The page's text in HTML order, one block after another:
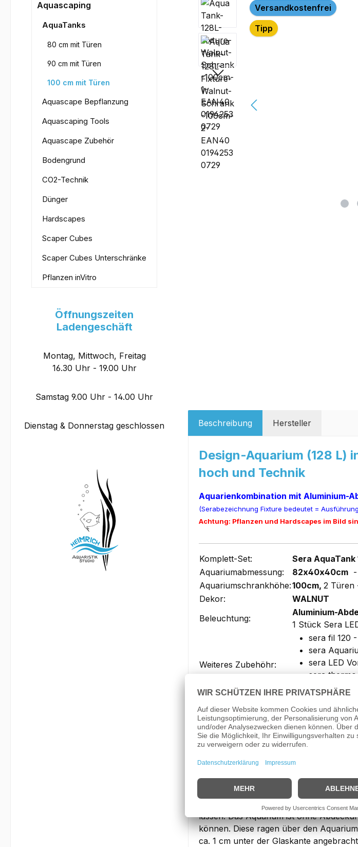
Aquascaping
AquaTanks
80 cm mit Türen
90 cm mit Türen
100 cm mit Türen
Aquascape Bepflanzung
Aquascaping Tools
Aquascape Zubehör
Bodengrund
CO2-Technik
Dünger
Hardscapes
Scaper Cubes
Scaper Cubes Unterschränke
Pflanzen inVitro
Öffnungszeiten
Ladengeschäft
Montag, Mittwoch, Freitag
16.30 Uhr - 19.00 Uhr
Samstag 9.00 Uhr - 14.00 Uhr
Dienstag & Donnerstag geschlossen
Versandkostenfrei
Tipp
Beschreibung Hersteller
Design-Aquarium (128 L)
hoch und Technik
Aquarienkombination mit Aluminium-
(Serabezeichnung Fixture bedeutet =
Achtung: Pflanzen und Hardscapes im Bild
Komplett-Set: Sera AquaTank
Aquariumabmessung:
82x40x40cm -
Aquariumschrankhöhe:100cm, 2 Türen
Dekor:
WALNUT
Beleuchtung:
Aluminium-
1 Stück Sera
Weiteres Zubehöhr:
sera fil 120
sera
sera LED
sera
Optional:
zusätzl.
(1 Stück Sera
(1 Stück Sera
Mit dem sera AquaTank 128L erhalten
benötigen: ein modernes Aquarium mit
Heizstab plus den passenden
vielfältige Unterwassenlandschaften
lassen. Das Aquarium ist ohne
können. Diese ragen über den
ca. 1 cm unter der Glaskante